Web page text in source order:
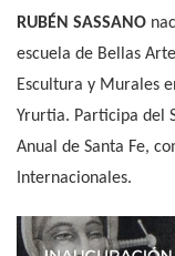
RUBÉN SASSANO
escuela de Bellas
Escultura y Murales
Yrurtia. Participa del
Anual de Santa Fe,
Internacionales.